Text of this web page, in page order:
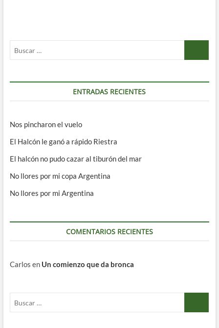
ENTRADAS RECIENTES
Nos pincharon el vuelo
El Halcón le ganó a rápido Riestra
El halcón no pudo cazar al tiburón del mar
No llores por mi copa Argentina
No llores por mi Argentina
COMENTARIOS RECIENTES
Carlos en Un comienzo que da bronca